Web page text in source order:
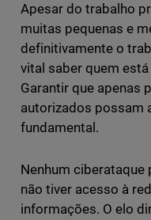
Apesar do trabalho
muitas pequenas e
definitivamente o
vital saber quem
Garantir que apenas
autorizados possam
fundamental.
Nenhum ciberataque
não tiver acesso à
informações. O elo